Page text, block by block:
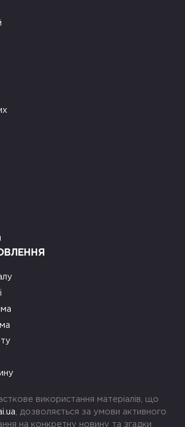
використання матеріалів, що
, дозволяється за умови активного
на конкретну новину та згадки